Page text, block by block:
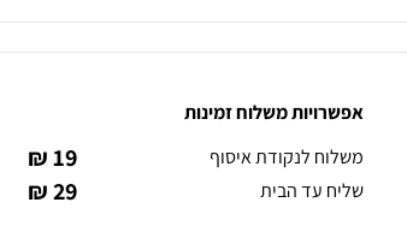
אפשרויות משלוח זמינות
משלוח לנקודת איסוף
19 ₪
שליח עד הבית 29 ₪